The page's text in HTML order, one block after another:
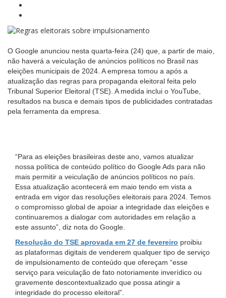
O Google anunciou nesta quarta-feira (24) que, a partir de maio,
não haverá a veiculação de anúncios políticos no Brasil nas
eleições municipais de 2024. A empresa tomou a após a
atualização das regras para propaganda eleitoral feita pelo
Tribunal Superior Eleitoral (TSE). A medida inclui o YouTube,
resultados na busca e demais tipos de publicidades contratadas
pela ferramenta da empresa.
“Para as eleições brasileiras deste ano, vamos atualizar
nossa política de conteúdo político do Google Ads para não
mais permitir a veiculação de anúncios políticos no país.
Essa atualização acontecerá em maio tendo em vista a
entrada em vigor das resoluções eleitorais para 2024. Temos
o compromisso global de apoiar a integridade das eleições e
continuaremos a dialogar com autoridades em relação a
este assunto”, diz nota do Google.
Resolução do TSE aprovada em 27 de fevereiro proibiu
as plataformas digitais de venderem qualquer tipo de serviço
de impulsionamento de conteúdo que ofereçam “esse
serviço para veiculação de fato notoriamente inverídico ou
gravemente descontextualizado que possa atingir a
integridade do processo eleitoral”.